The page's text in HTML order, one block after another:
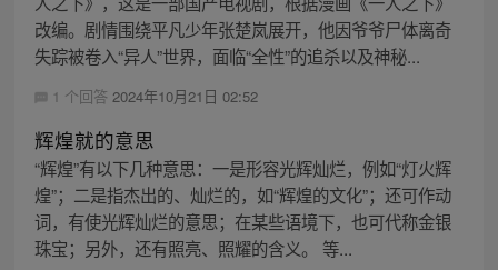
改编。剧情围绕平凡少年张楚岚展开，他因爷爷尸体离奇
失踪被卷入“异人”世界，面临“全性”的追杀以及神秘...
1 个回答 2024年10月21日 02:52
辉煌就的意思
“辉煌”有以下几种意思：一是形容光辉灿烂，例如“灯火辉
煌”；二是指杰出的、灿烂的，如“辉煌的文化”；还可作动
词，有使光辉灿烂的意思；在某些语境下，也可代称金银
珠宝；另外，还有照亮、照耀的含义。 等...